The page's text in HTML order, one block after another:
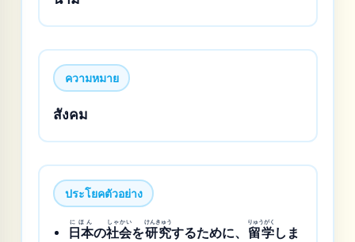
ความหมาย
สังคม
ประโยคตัวอย่าง
日本
にほん
の社会
しゃかい
を研究
けんきゅう
するために、 留学
りゅうがく
しま